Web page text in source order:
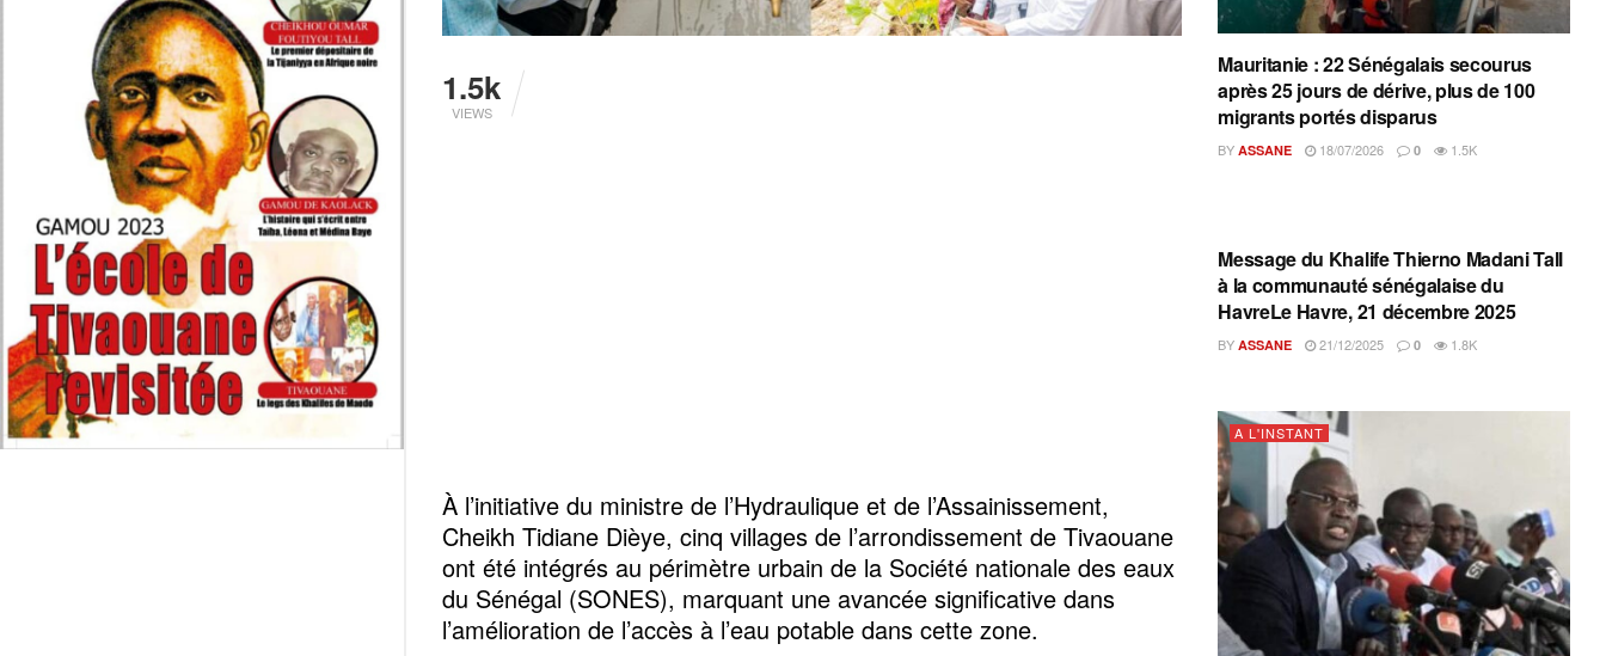
1.5k
VIEWS
À l’initiative du ministre de l’Hydraulique et de l’Assainissement,
Cheikh Tidiane Dièye, cinq villages de l’arrondissement de Tivaouane
ont été intégrés au périmètre urbain de la Société nationale des eaux
du Sénégal (SONES), marquant une avancée significative dans
l’amélioration de l’accès à l’eau potable dans cette zone.
Mauritanie : 22 Sénégalais secourus
après 25 jours de dérive, plus de 100
migrants portés disparus
BY ASSANE 18/07/2026 0 1.5K
A L'INSTANT
Message du Khalife Thierno Madani Tall
à la communauté sénégalaise du
HavreLe Havre, 21 décembre 2025
BY ASSANE 21/12/2025 0 1.8K
A L'INSTANT